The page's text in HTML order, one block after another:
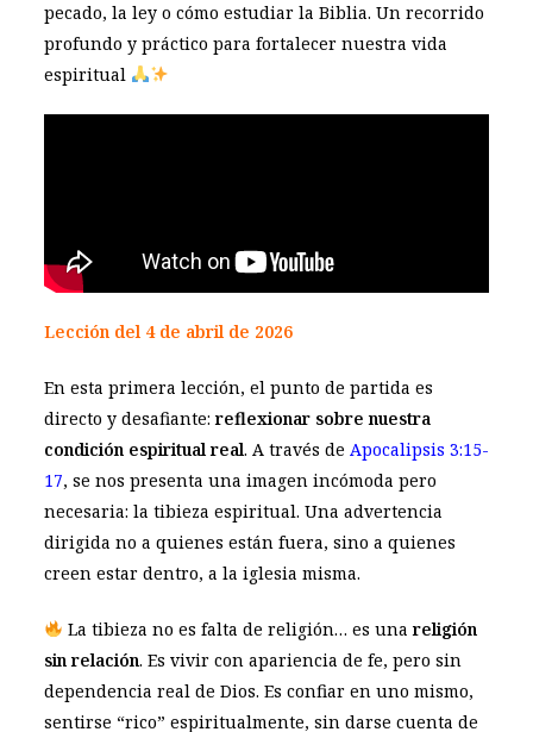
pecado, la ley o cómo estudiar la Biblia. Un recorrido
profundo y práctico para fortalecer nuestra vida
espiritual
Lección del 4 de abril de 2026
En esta primera lección, el punto de partida es
directo y desafiante:reflexionar sobre nuestra
condición espiritual real. A través de Apocalipsis 3:15-
17, se nos presenta una imagen incómoda pero
necesaria: la tibieza espiritual. Una advertencia
dirigida no a quienes están fuera, sino a quienes
creen estar dentro, a la iglesia misma.
La tibieza no es falta de religión… es unareligión
sin relación. Es vivir con apariencia de fe, pero sin
dependencia real de Dios. Es confiar en uno mismo,
sentirse “rico” espiritualmente, sin darse cuenta de